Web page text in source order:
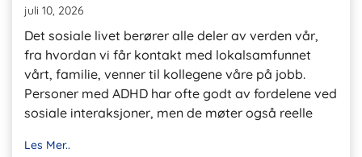
juli 10, 2026
Det sosiale livet berører alle deler av verden vår,
fra hvordan vi får kontakt med lokalsamfunnet
vårt, familie, venner til kollegene våre på jobb.
Personer med ADHD har ofte godt av fordelene ved
sosiale interaksjoner, men de møter også reelle
Les Mer..